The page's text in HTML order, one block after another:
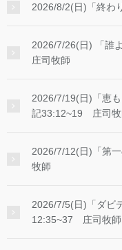
2026/8/2(日)「終わ
2026/7/26(日) 「誰
庄司牧師
2026/7/19(日)「恵
記33:12~19 庄司牧
2026/7/12(日)「第
牧師
2026/7/5(日)「ダビ
12:35~37 庄司牧師